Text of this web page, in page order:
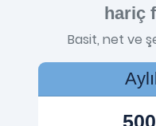
hariç
Basit, net ve
500